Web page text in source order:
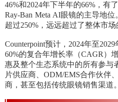
46%和2024年下半年的66%，有
Ray-Ban Meta AI眼镜的主导地
超过250%，远远超过了整体市场
Counterpoint预计，2024年至
60%的复合年增长率（CAGR）
惠及整个生态系统中的所有参与
片供应商、ODM/EMS合作伙伴
商，甚至包括传统眼镜销售渠道